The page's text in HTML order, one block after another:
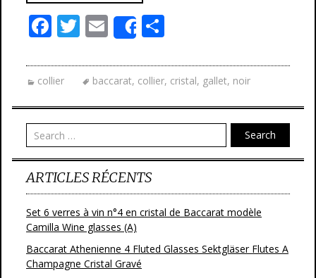
F
e
b
o
o
k
T
itt
er
E
m
ai
l
Share
ta
g
er
collier baccarat, collier, cristal, gallet, noir
Search
ARTICLES RÉCENTS
Set 6 verres à vin n°4 en cristal de Baccarat modèle
Camilla Wine glasses (A)
Baccarat Athenienne 4 Fluted Glasses Sektgläser Flutes A
Champagne Cristal Gravé